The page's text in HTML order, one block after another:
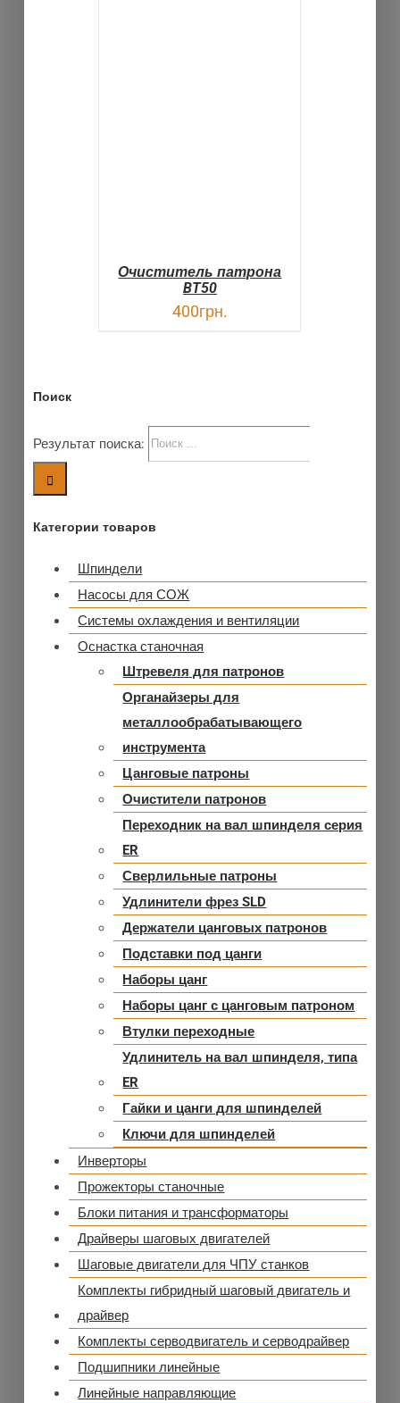
Очиститель патрона
BT50
400грн.
Поиск
Результат поиска:
Категории товаров
Шпиндели
Насосы для СОЖ
Системы охлаждения и вентиляции
Оснастка станочная
Штревеля для патронов
Органайзеры для
металлообрабатывающего
инструмента
Цанговые патроны
Очистители патронов
Переходник на вал шпинделя серия
ER
Сверлильные патроны
Удлинители фрез SLD
Держатели цанговых патронов
Подставки под цанги
Наборы цанг
Наборы цанг с цанговым патроном
Втулки переходные
Удлинитель на вал шпинделя, типа
ER
Гайки и цанги для шпинделей
Ключи для шпинделей
Инверторы
Прожекторы станочные
Блоки питания и трансформаторы
Драйверы шаговых двигателей
Шаговые двигатели для ЧПУ станков
Комплекты гибридный шаговый двигатель и
драйвер
Комплекты серводвигатель и серводрайвер
Подшипники линейные
Линейные направляющие